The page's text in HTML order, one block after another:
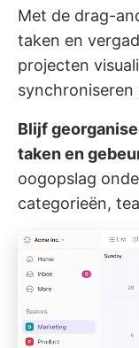
Met de drag-
taken en
projecten
Blijf
taken en
oogopslag
categorieën,